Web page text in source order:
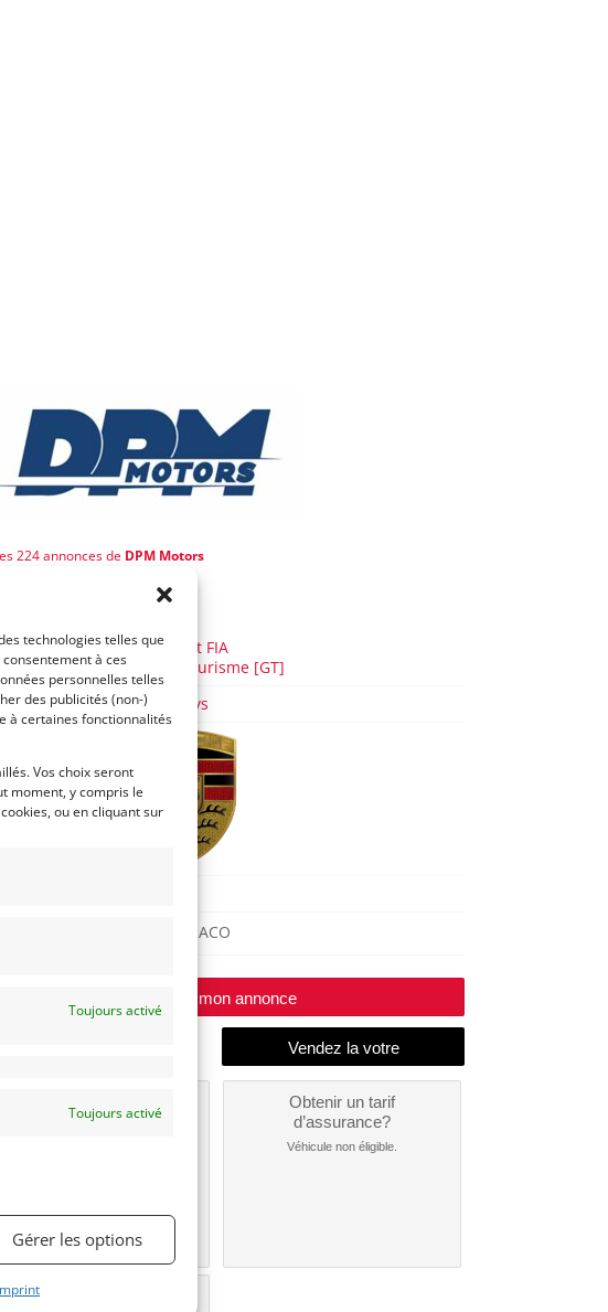
technologies telles que
à ces
personnelles telles
des publicités (non-)
à certaines fonctionnalités
Vos choix seront
moment, y compris le
ou en cliquant sur
Toujours activé
Toujours activé
Gérer les options
224 annonces de DPM Motors
27 novembre 2017 (il y a 9 ans)
GT Circuit FIA
Grand Tourisme [GT]
:
Track Days
MONACO
Modifier mon annonce
financement ?
Obtenir un tarif
d’assurance?
Véhicule non éligible.